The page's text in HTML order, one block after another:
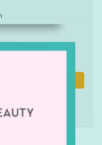
aan winkelwagen